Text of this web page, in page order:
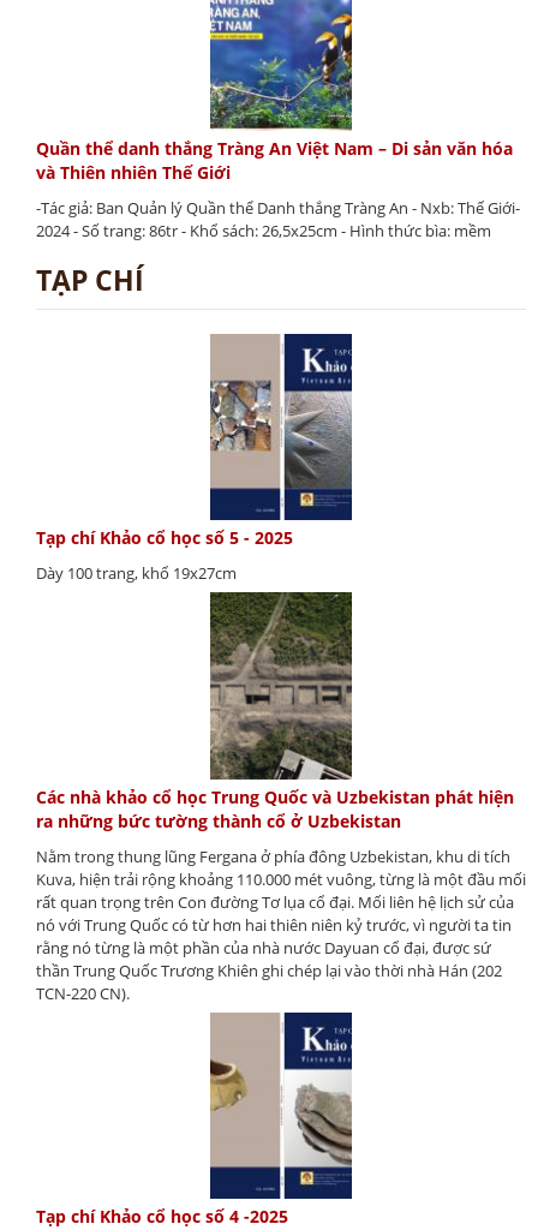
Quần thể danh thắng Tràng An Việt Nam – Di sản văn hóa
và Thiên nhiên Thế Giới
-Tác giả: Ban Quản lý Quần thể Danh thắng Tràng An - Nxb: Thế Giới-
2024 - Số trang: 86tr - Khổ sách: 26,5x25cm - Hình thức bìa: mềm
TẠP CHÍ
Tạp chí Khảo cổ học số 5 - 2025
Dày 100 trang, khổ 19x27cm
Các nhà khảo cổ học Trung Quốc và Uzbekistan phát hiện
ra những bức tường thành cổ ở Uzbekistan
Nằm trong thung lũng Fergana ở phía đông Uzbekistan, khu di tích
Kuva, hiện trải rộng khoảng 110.000 mét vuông, từng là một đầu mối
rất quan trọng trên Con đường Tơ lụa cổ đại. Mối liên hệ lịch sử của
nó với Trung Quốc có từ hơn hai thiên niên kỷ trước, vì người ta tin
rằng nó từng là một phần của nhà nước Dayuan cổ đại, được sứ
thần Trung Quốc Trương Khiên ghi chép lại vào thời nhà Hán (202
TCN-220 CN).
Tạp chí Khảo cổ học số 4 -2025